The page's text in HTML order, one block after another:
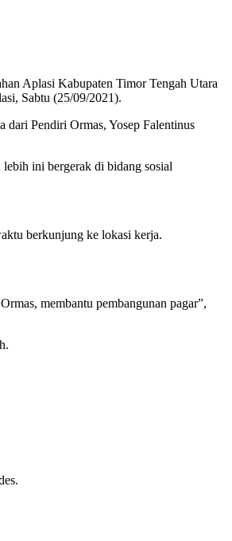
Aplasi Kabupaten Timor Tengah Utara
Sabtu (25/09/2021).
dari Pendiri Ormas, Yosep Falentinus
ini bergerak di bidang sosial
berkunjung ke lokasi kerja.
membantu pembangunan pagar”,